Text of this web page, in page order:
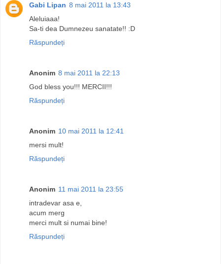
Gabi Lipan 8 mai 2011 la 13:43
Aleluiaaa!
Sa-ti dea Dumnezeu sanatate!! :D
Răspundeți
Anonim 8 mai 2011 la 22:13
God bless you!!! MERCII!!!
Răspundeți
Anonim 10 mai 2011 la 12:41
mersi mult!
Răspundeți
Anonim 11 mai 2011 la 23:55
intradevar asa e,
acum merg
merci mult si numai bine!
Răspundeți